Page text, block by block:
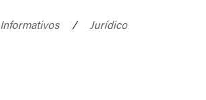
Informativos /
Jurídico